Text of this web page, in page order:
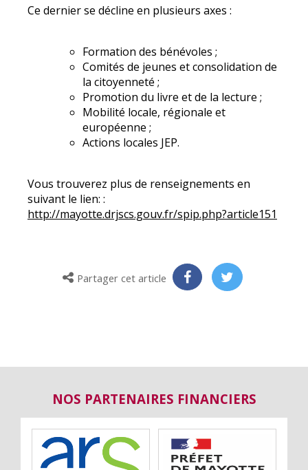
Ce dernier se décline en plusieurs axes :
Formation des bénévoles ;
Comités de jeunes et consolidation de
la citoyenneté ;
Promotion du livre et de la lecture ;
Mobilité locale, régionale et
européenne ;
Actions locales JEP.
Vous trouverez plus de renseignements en
suivant le lien: :
http://mayotte.drjscs.gouv.fr/spip.php?article151
Partager cet article
NOS PARTENAIRES FINANCIERS